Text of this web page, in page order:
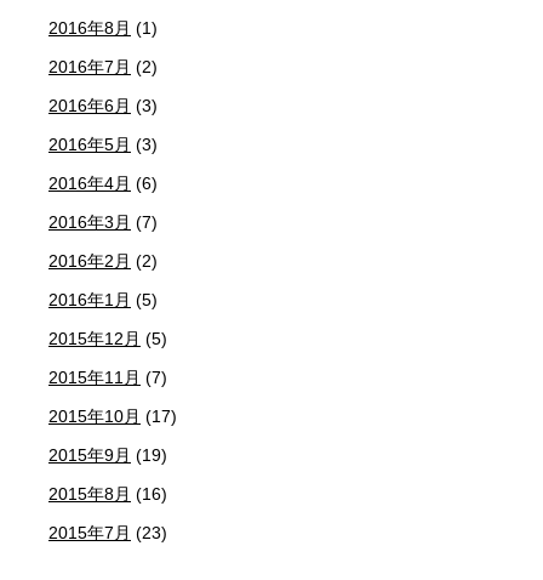
2016年8月 (1)
2016年7月 (2)
2016年6月 (3)
2016年5月 (3)
2016年4月 (6)
2016年3月 (7)
2016年2月 (2)
2016年1月 (5)
2015年12月 (5)
2015年11月 (7)
2015年10月 (17)
2015年9月 (19)
2015年8月 (16)
2015年7月 (23)